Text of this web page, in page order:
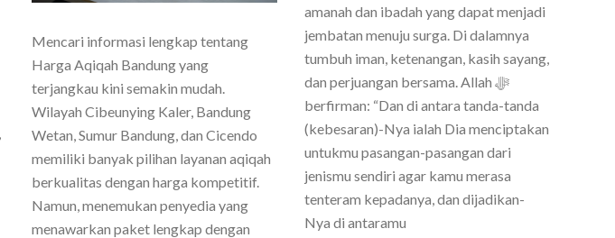
Mencari informasi lengkap tentang
Harga Aqiqah Bandung yang
terjangkau kini semakin mudah.
Wilayah Cibeunying Kaler, Bandung
Wetan, Sumur Bandung, dan Cicendo
memiliki banyak pilihan layanan aqiqah
berkualitas dengan harga kompetitif.
Namun, menemukan penyedia yang
menawarkan paket lengkap dengan
amanah dan ibadah yang dapat menjadi
jembatan menuju surga. Di dalamnya
tumbuh iman, ketenangan, kasih sayang,
dan perjuangan bersama. Allah ﷻ
berfirman: “Dan di antara tanda-tanda
(kebesaran)-Nya ialah Dia menciptakan
untukmu pasangan-pasangan dari
jenismu sendiri agar kamu merasa
tenteram kepadanya, dan dijadikan-
Nya di antaramu